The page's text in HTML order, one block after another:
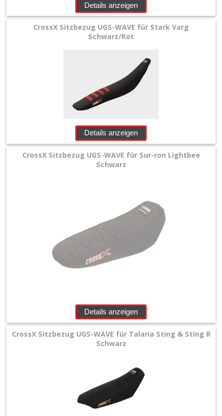
Sticker
E-
Details anzeigen
CrossX Sitzbezug UGS-WAVE für Stark Varg
Schwarz/Rot
Details anzeigen
CrossX Sitzbezug UGS-WAVE für Sur-ron Lightbee
Schwarz
Details anzeigen
CrossX Sitzbezug UGS-WAVE für Talaria Sting & Sting R
Schwarz